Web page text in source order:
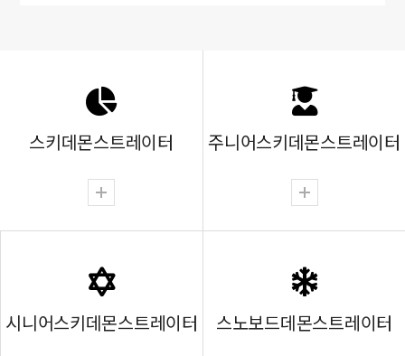
스키데몬스트레이터 주니어스키데몬스트레이터
시니어스키데몬스트레이터 스노보드데몬스트레이터